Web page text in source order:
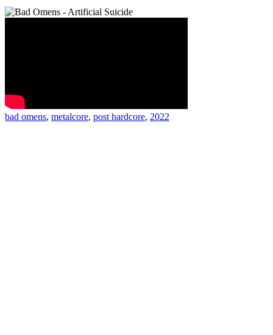
bad omens, metalcore, post hardcore, 2022